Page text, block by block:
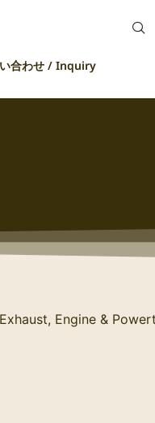
合わせ / Inquiry
Engine &